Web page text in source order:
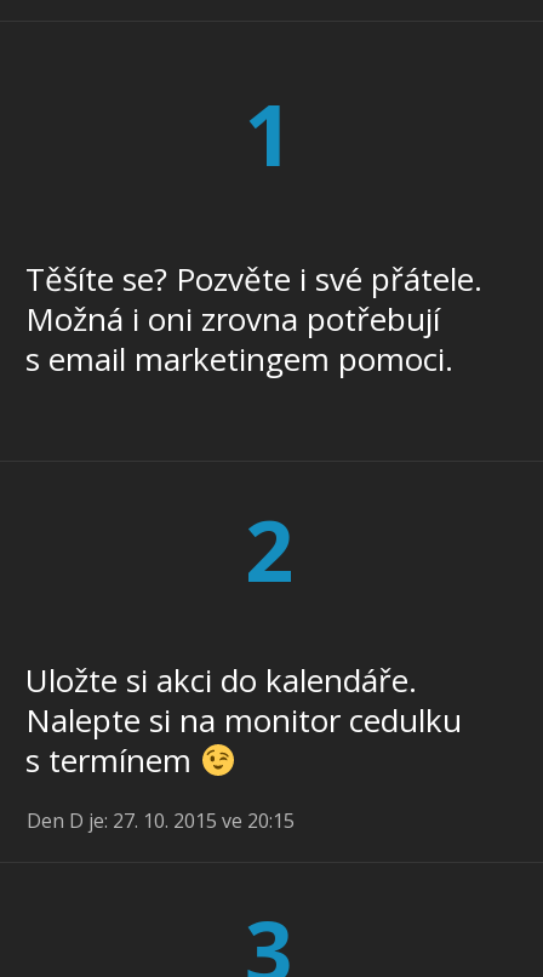
1
Těšíte se? Pozvěte i své přátele.
Možná i oni zrovna potřebují
s email marketingem pomoci.
2
Uložte si akci do kalendáře.
Nalepte si na monitor cedulku
s termínem
Den D je: 27. 10. 2015 ve 20:15
3